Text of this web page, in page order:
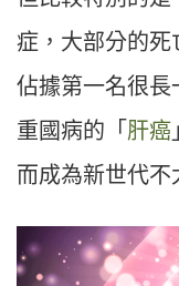
症，大部分的死
佔據第一名很長
重國病的「 肝癌
而成為新世代不